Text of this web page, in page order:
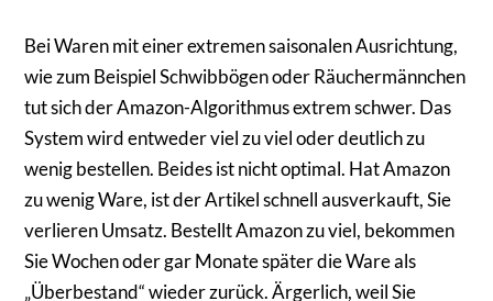
Bei Waren mit einer extremen saisonalen Ausrichtung,
wie zum Beispiel Schwibbögen oder Räuchermännchen
tut sich der Amazon-Algorithmus extrem schwer. Das
System wird entweder viel zu viel oder deutlich zu
wenig bestellen. Beides ist nicht optimal. Hat Amazon
zu wenig Ware, ist der Artikel schnell ausverkauft, Sie
verlieren Umsatz. Bestellt Amazon zu viel, bekommen
Sie Wochen oder gar Monate später die Ware als
„Überbestand“ wieder zurück. Ärgerlich, weil Sie